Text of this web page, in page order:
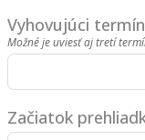
Vyhovujúci
Možné je uviesť aj tretí
Začiatok